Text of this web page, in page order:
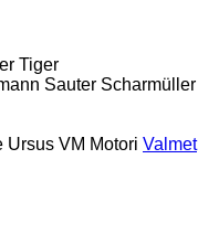
Tiger
Sauter Scharmüller
Ursus VM Motori Valmet